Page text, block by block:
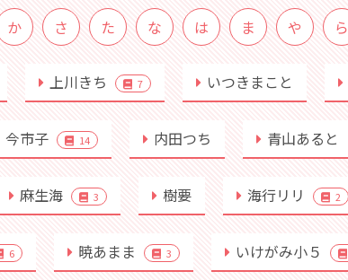
か さ た な は ま や ら
上川きち 7 いつきまこと
今市子 14 内田つち 青山あると
麻生海 3 樹要 海行リリ 2
6 暁あまま 3 いけがみ小５